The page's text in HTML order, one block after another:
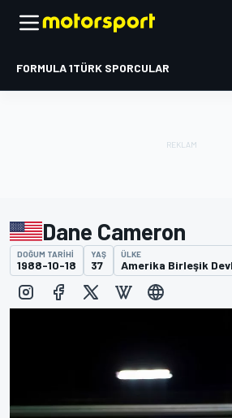
FORMULA 1TÜRK SPORCULAR
Dane Cameron
DOĞUM TARIHI
1988-10-18
YAŞ
37
ÜLKE
Amerika Birleşik